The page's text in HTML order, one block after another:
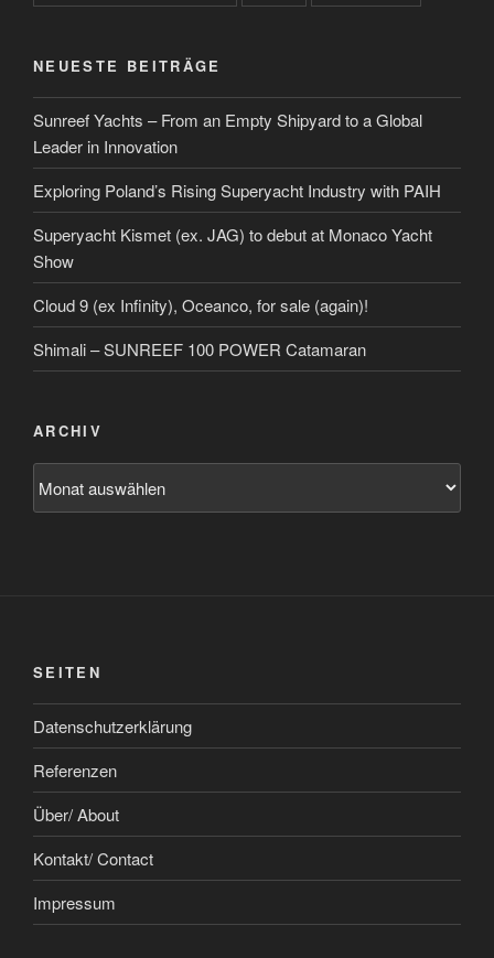
NEUESTE BEITRÄGE
Sunreef Yachts – From an Empty Shipyard to a Global
Leader in Innovation
Exploring Poland’s Rising Superyacht Industry with PAIH
Superyacht Kismet (ex. JAG) to debut at Monaco Yacht
Show
Cloud 9 (ex Infinity), Oceanco, for sale (again)!
Shimali – SUNREEF 100 POWER Catamaran
ARCHIV
SEITEN
Datenschutzerklärung
Referenzen
Über/ About
Kontakt/ Contact
Impressum